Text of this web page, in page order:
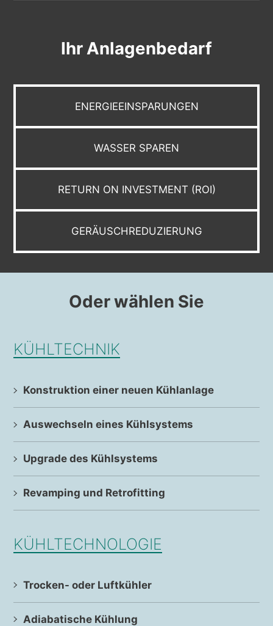
Ihr Anlagenbedarf
ENERGIEEINSPARUNGEN
WASSER SPAREN
RETURN ON INVESTMENT (ROI)
GERÄUSCHREDUZIERUNG
Oder wählen Sie
KÜHLTECHNIK
Konstruktion einer neuen Kühlanlage
Auswechseln eines Kühlsystems
Upgrade des Kühlsystems
Revamping und Retrofitting
KÜHLTECHNOLOGIE
Trocken- oder Luftkühler
Adiabatische Kühlung